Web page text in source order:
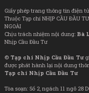
Giấy phép trang thông tin điện
Thuộc Tạp chí NHỊP CẦU ĐẦU
NGOÀI
Chịu trách nhiệm nội dung: Bà
Nhịp Cầu Đầu Tư
© Tạp chí Nhịp Cầu Đầu Tư
được phát hành lại nội dung
Tạp chí Nhịp Cầu Đầu Tư
Tòa soạn: Số 2, ngách 11 ngõ 28